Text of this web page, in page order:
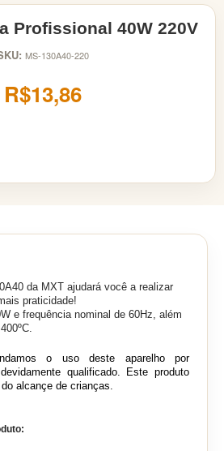
Profissional 40W 220V
MS-130A40-220
R$13,86
da MXT ajudará você a realizar
praticidade!
e frequência nominal de 60Hz, além
o uso deste aparelho por
qualificado. Este produto
alcançe de crianças.